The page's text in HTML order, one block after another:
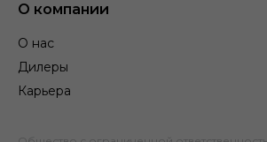
О компании
О нас
Дилеры
Карьера